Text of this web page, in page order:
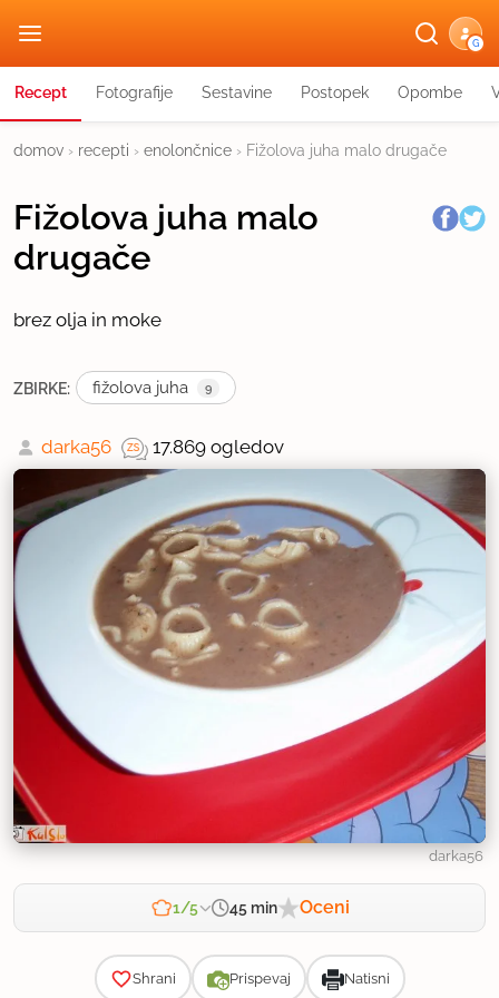
G
Recept Fotografije Sestavine Postopek Opombe
domov › recepti › enolončnice › Fižolova juha malo drugače
Fižolova juha malo
drugače
brez olja in moke
ZBIRKE: fižolova juha 9
darka56 17.869 ogledov
darka56
1/5 45 min Oceni
Shrani Prispevaj Natisni